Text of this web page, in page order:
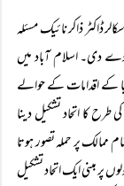
ڈاکٹر ذاکر نائیک مسئلہ
دی۔ اسلام آباد میں
کے اقدامات کے حوالے
طرح کا اتحاد تشکیل دینا
ممالک پر حملہ تصور ہوتا
پر مبنی ایک اتحاد تشکیل